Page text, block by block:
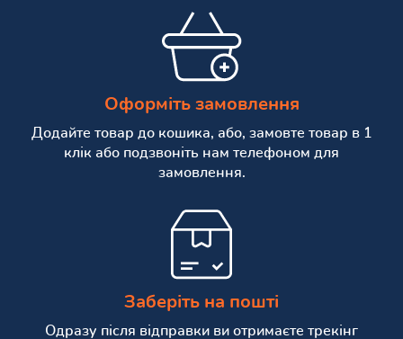
Оформіть замовлення
Додайте товар до кошика, або, замовте товар в 1
клік або подзвоніть нам телефоном для
замовлення.
Заберіть на пошті
Одразу після відправки ви отримаєте трекінг